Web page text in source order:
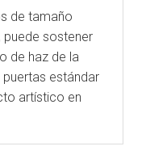
de tamaño
puede sostener
de haz de la
puertas estándar
artístico en